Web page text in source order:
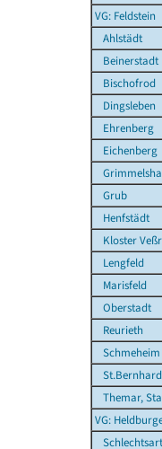
VG: Feldstein
Ahlstädt
Beinerstadt
Bischofrod
Dingsleben
Ehrenberg
Eichenberg
Grub
Henfstädt
Kloster
Lengfeld
Marisfeld
Oberstadt
Reurieth
Schmeheim
St.Bernhard
Themar,
VG:
Schlechtsart